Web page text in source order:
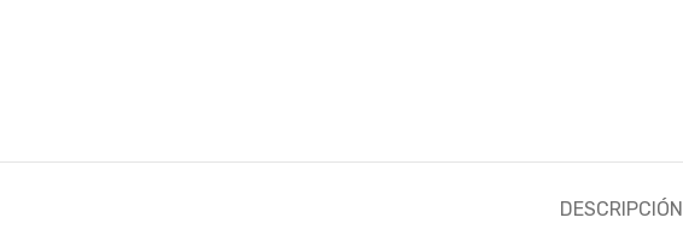
DESCRIPCIÓN